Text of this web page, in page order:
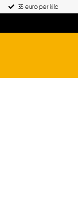
35 euro per kilo